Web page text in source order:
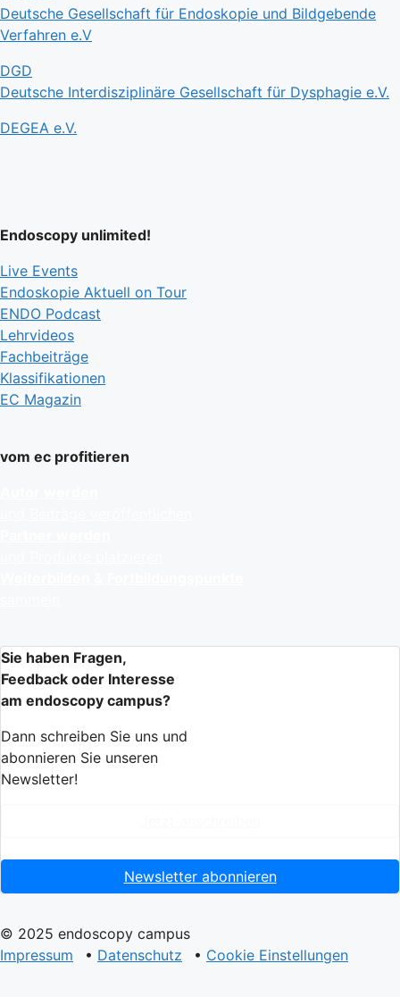
Deutsche Gesellschaft für Endoskopie und Bildgebende
Verfahren e.V
DGD
Deutsche Interdisziplinäre Gesellschaft für Dysphagie e.V.
DEGEA e.V.
Endoscopy unlimited!
Live Events
Endoskopie Aktuell on Tour
ENDO Podcast
Lehrvideos
Fachbeiträge
Klassifikationen
EC Magazin
vom ec profitieren
Sie haben Fragen,
Feedback oder Interesse
am endoscopy campus?
Dann schreiben Sie uns und
abonnieren Sie unseren
Newsletter!
Newsletter abonnieren
© 2025 endoscopy campus
Impressum
• Datenschutz • Cookie Einstellungen